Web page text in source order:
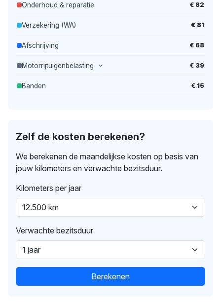
Onderhoud & reparatie € 82
Verzekering (WA) € 81
Afschrijving € 68
Motorrijtuigenbelasting € 39
Banden € 15
Zelf de kosten berekenen?
We berekenen de maandelijkse kosten op basis van
jouw kilometers en verwachte bezitsduur.
Kilometers per jaar
Verwachte bezitsduur
Berekenen